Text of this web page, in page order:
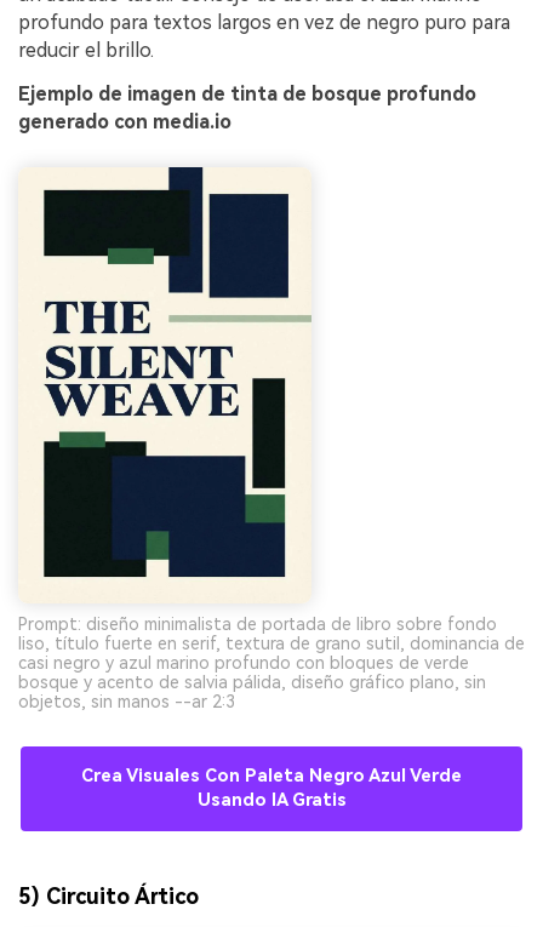
profundo para textos largos en vez de negro puro para
reducir el brillo.
Ejemplo de imagen de tinta de bosque profundo
generado con media.io
Prompt: diseño minimalista de portada de libro sobre fondo
liso, título fuerte en serif, textura de grano sutil, dominancia de
casi negro y azul marino profundo con bloques de verde
bosque y acento de salvia pálida, diseño gráfico plano, sin
objetos, sin manos --ar 2:3
Crea Visuales Con Paleta Negro Azul Verde
Usando IA Gratis
5) Circuito Ártico